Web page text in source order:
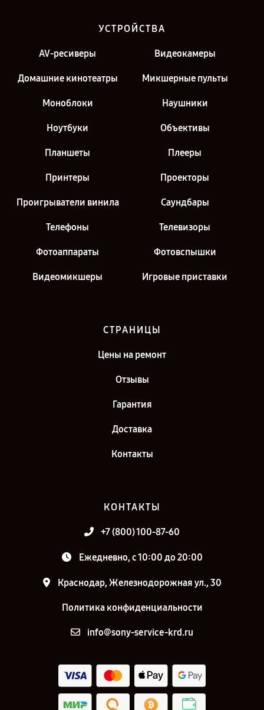
УСТРОЙСТВА
AV-ресиверы Видеокамеры
Домашние кинотеатры Микшерные пульты
Моноблоки Наушники
Ноутбуки Объективы
Планшеты Плееры
Принтеры Проекторы
Проигрыватели винила Саундбары
Телефоны Телевизоры
Фотоаппараты Фотовспышки
Видеомикшеры Игровые приставки
СТРАНИЦЫ
Цены на ремонт
Отзывы
Гарантия
Доставка
Контакты
КОНТАКТЫ
+7 (800) 100-87-60
Ежедневно, с 10:00 до 20:00
Краснодар, Железнодорожная ул., 30
Политика конфиденциальности
info@sony-service-krd.ru